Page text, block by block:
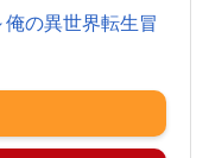
の異世界転生冒